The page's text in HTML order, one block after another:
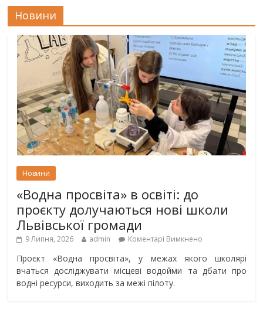
Новини
Новини
«Водна просвіта» в освіті: до
проєкту долучаються нові школи
Львівської громади
9 Липня, 2026 admin Коментарі Вимкнено
Проєкт «Водна просвіта», у межах якого школярі
вчаться досліджувати місцеві водойми та дбати про
водні ресурси, виходить за межі пілоту.